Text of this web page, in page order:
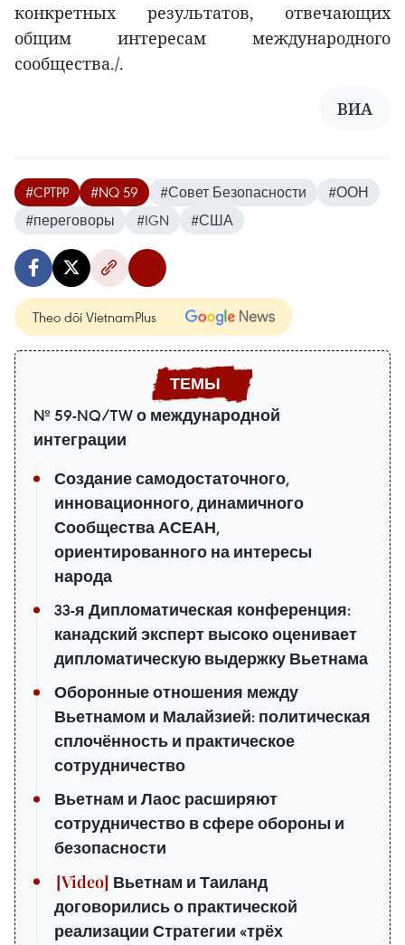
конкретных результатов, отвечающих
общим интересам международного
сообщества./.
ВИА
#CPTPP #NQ 59 #Совет Безопасности
#ООН
#переговоры
#IGN #США
Theo dõi VietnamPlus
№ 59-NQ/TW о международной
интеграции
Создание самодостаточного,
инновационного, динамичного
Сообщества АСЕАН,
ориентированного на интересы
народа
33-я Дипломатическая конференция:
канадский эксперт высоко оценивает
дипломатическую выдержку Вьетнама
Оборонные отношения между
Вьетнамом и Малайзией: политическая
сплочённость и практическое
сотрудничество
Вьетнам и Лаос расширяют
сотрудничество в сфере обороны и
безопасности
Вьетнам и Таиланд
договорились о практической
реализации Стратегии «трёх